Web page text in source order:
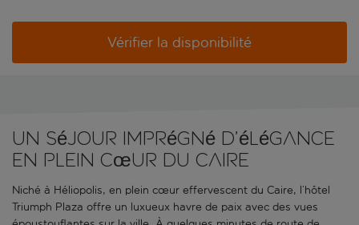
Vérifier la disponibilité
Un séjour imprégné d’élégance
en plein cœur du Caire
Niché à Héliopolis, en plein cœur effervescent du Caire, l’hôtel
Triumph Plaza offre un luxueux havre de paix avec des vues